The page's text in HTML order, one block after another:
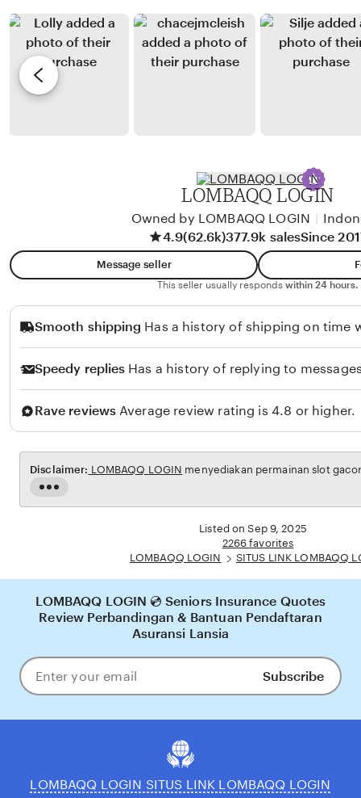
i
u
l
e
n
v
i
i
H
s
b
u
a
n
LOMBAQQ LOGIN
Owned by LOMBAQQ LOGIN
4.9(62.6k)377.9k salesSince
Message seller
This seller usually responds within 24 hours.
Smooth shipping Has a history of shipping on time
Speedy replies Has a history of replying to
Rave reviews Average review rating is 4.8 or higher.
Read
the
Disclaimer: LOMBAQQ LOGIN menyediakan permainan slot
Listed on Sep 9, 2025
2266 favorites
LOMBAQQ LOGIN
SITUS LINK LOMBAQQ
LOMBAQQ LOGIN 💿 Seniors Insurance Quotes
Review Perbandingan & Bantuan Pendaftaran
Asuransi Lansia
Enter
your
Subscribe
LOMBAQQ LOGIN SITUS LINK LOMBAQQ LOGIN